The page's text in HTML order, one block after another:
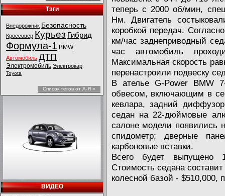
Тэги
Внедорожник Безопасность
Кроссовер Курьез Гибрид
Формула-1 BMW
Автомобиль ДТП
Электромобиль Электрокар
Toyota
Список тегов от А-Я »
ВИДЕО
теперь с 2000 об/мин,
Нм. Двигатель
коробкой передач.
км/час заднеприводный
час автомобиль
Максимальная скорость
перенастроили подвеску
В ателье G-Power BMW
обвесом, включающим в
кевлара, задний
седан на 22-дюймовые
салоне модели появились
спидометр; дверные
карбоновые вставки.
Всего будет выпущено
Стоимость седана
колесной базой - $510,000,